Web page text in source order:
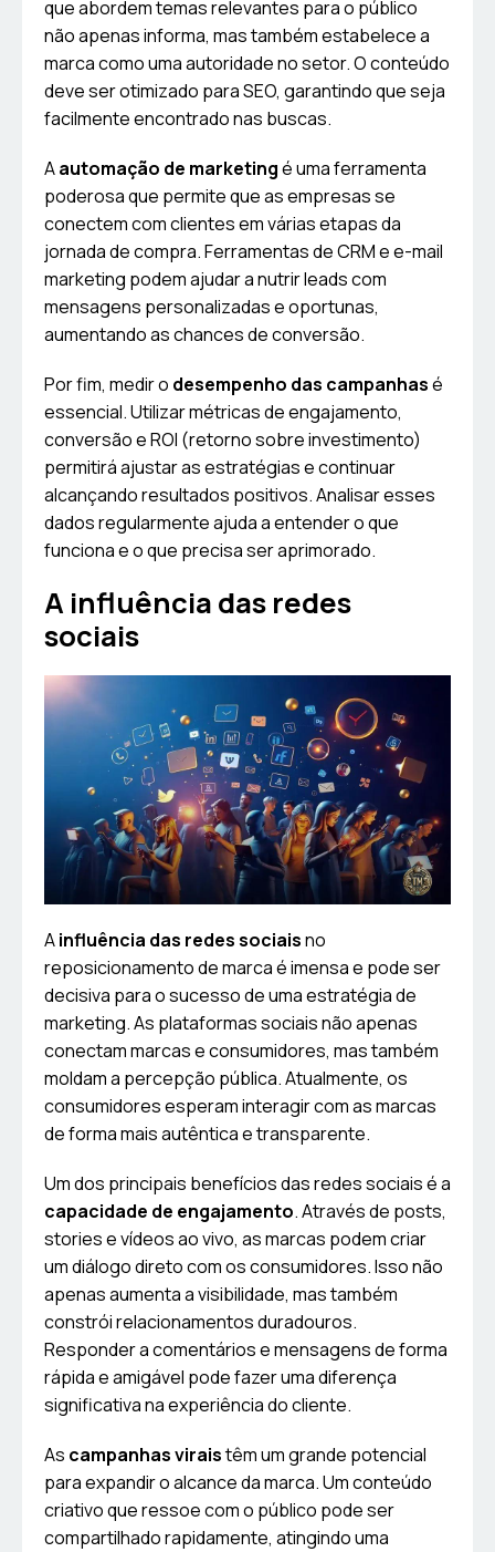
que abordem temas relevantes para o público
não apenas informa, mas também estabelece a
marca como uma autoridade no setor. O conteúdo
deve ser otimizado para SEO, garantindo que seja
facilmente encontrado nas buscas.
Aautomação de marketingé uma ferramenta
poderosa que permite que as empresas se
conectem com clientes em várias etapas da
jornada de compra. Ferramentas de CRM e e-mail
marketing podem ajudar a nutrir leads com
mensagens personalizadas e oportunas,
aumentando as chances de conversão.
Por fim, medir o desempenho das campanhasé
essencial. Utilizar métricas de engajamento,
conversão e ROI (retorno sobre investimento)
permitirá ajustar as estratégias e continuar
alcançando resultados positivos. Analisar esses
dados regularmente ajuda a entender o que
funciona e o que precisa ser aprimorado.
A influência das redes
sociais
Ainfluência das redes sociaisno
reposicionamento de marca é imensa e pode ser
decisiva para o sucesso de uma estratégia de
marketing. As plataformas sociais não apenas
conectam marcas e consumidores, mas também
moldam a percepção pública. Atualmente, os
consumidores esperam interagir com as marcas
de forma mais autêntica e transparente.
Um dos principais benefícios das redes sociais é a
capacidade de engajamento. Através de posts,
stories e vídeos ao vivo, as marcas podem criar
um diálogo direto com os consumidores. Isso não
apenas aumenta a visibilidade, mas também
constrói relacionamentos duradouros.
Responder a comentários e mensagens de forma
rápida e amigável pode fazer uma diferença
significativa na experiência do cliente.
As campanhas viraistêm um grande potencial
para expandir o alcance da marca. Um conteúdo
criativo que ressoe com o público pode ser
compartilhado rapidamente, atingindo uma